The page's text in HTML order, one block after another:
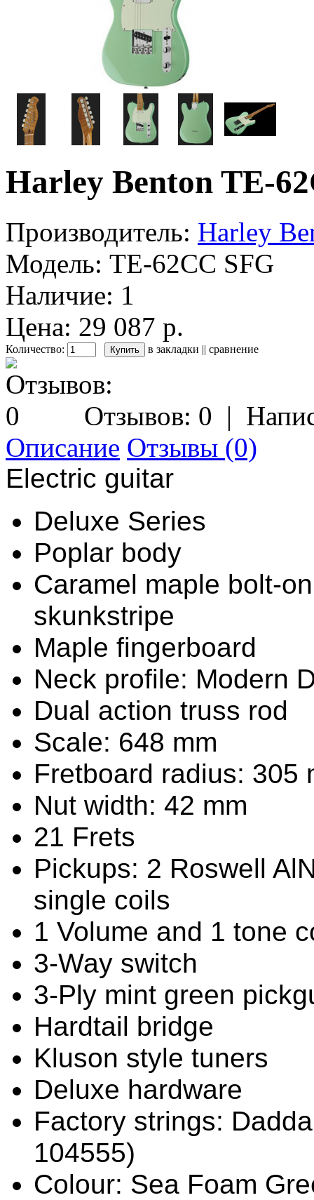
Harley Benton TE-
Производитель: Harley
Модель: TE-62CC SFG
Наличие: 1
Цена: 29 087 р.
Количество: в закладки || сравнение
Отзывов: 0 |
Описание Отзывы (0)
Electric guitar
Deluxe Series
Poplar body
Caramel maple bolt-
skunkstripe
Maple fingerboard
Neck profile: Modern
Dual action truss rod
Scale: 648 mm
Fretboard radius: 305
Nut width: 42 mm
21 Frets
Pickups: 2 Roswell
single coils
1 Volume and 1 tone
3-Way switch
3-Ply mint green
Hardtail bridge
Kluson style tuners
Deluxe hardware
Factory strings:
104555)
Colour: Sea Foam